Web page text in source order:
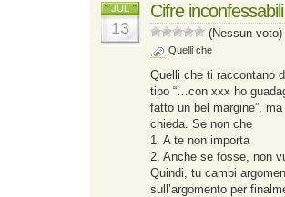
JUL
13
Cifre inconfessabili
(Nessun voto)
Quelli che
Quelli che ti raccontano
tipo “…con xxx ho
fatto un bel margine”,
chieda. Se non che
1. A te non importa
2. Anche se fosse, non
Quindi, tu cambi
sull’argomento per